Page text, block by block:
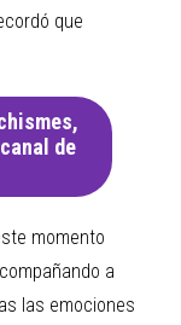
que
de
momento
a
las emociones